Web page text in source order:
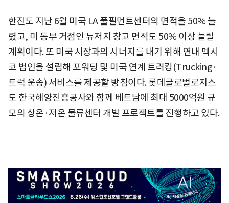
한진도 지난 6월 미국 LA 풀필먼트센터의 면적을 50% 늘
렸고, 미 동부 거점인 뉴저지 창고 면적도 50% 이상 늘릴
계획이다. 또 미국 시장과의 시너지를 내기 위해 연내 멕시
코 법인을 설립해 포워딩 및 미국 연계 트러킹(Trucking·
트럭 운송) 서비스를 제공할 방침이다. 롯데글로벌로지스
도 한국해양진흥공사와 함께 베트남에 최대 5000억원 규
모의 상온·저온 물류센터 개발 프로젝트를 진행하고 있다.